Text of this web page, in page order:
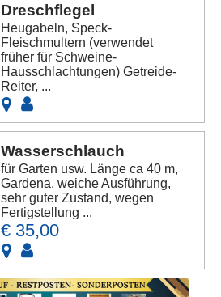
Dreschflegel
Heugabeln, Speck-
Fleischmultern (verwendet
früher für Schweine-
Hausschlachtungen) Getreide-
Reiter, ...
Wasserschlauch
für Garten usw. Länge ca 40 m,
Gardena, weiche Ausführung,
sehr guter Zustand, wegen
Fertigstellung ...
€ 35,00